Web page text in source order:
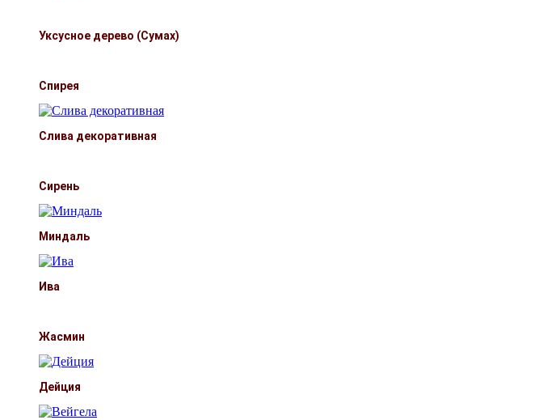
Уксусное дерево (Сумах)
Спирея
Слива декоративная
Сирень
Миндаль
Ива
Жасмин
Дейция